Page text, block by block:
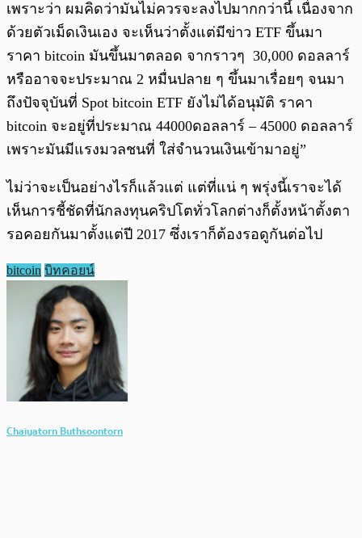
เพราะว่า ผมคิดว่ามันไม่ควรจะลงไปมากกว่านี้ เนื่องจาก
ด้วยตัวเม็ดเงินเอง จะเห็นว่าตั้งแต่มีข่าว ETF ขึ้นมา
ราคา bitcoin มันขึ้นมาตลอด จากราวๆ 30,000 ดอลลาร์
หรืออาจจะประมาณ 2 หมื่นปลาย ๆ ขึ้นมาเรื่อยๆ จนมา
ถึงปัจจุบันที่ Spot bitcoin ETF ยังไม่ได้อนุมัติ ราคา
bitcoin จะอยู่ที่ประมาณ 44000ดอลลาร์ – 45000 ดอลลาร์
เพราะมันมีแรงมวลชนที่ ใส่จำนวนเงินเข้ามาอยู่”
ไม่ว่าจะเป็นอย่างไรก็แล้วแต่ แต่ที่แน่ ๆ พรุ่งนี้เราจะได้
เห็นการชี้ชัดที่นักลงทุนคริปโตทั่วโลกต่างก็ตั้งหน้าตั้งตา
รอคอยกันมาตั้งแต่ปี 2017 ซึ่งเราก็ต้องรอดูกันต่อไป
bitcoin บิทคอยน์
Chaiyatorn Buthsoontorn